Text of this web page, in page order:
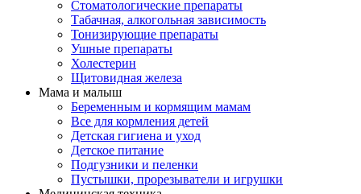
Стоматологические препараты
Табачная, алкогольная зависимость
Тонизирующие препараты
Ушные препараты
Холестерин
Щитовидная железа
Мама и малыш
Беременным и кормящим мамам
Все для кормления детей
Детская гигиена и уход
Детское питание
Подгузники и пеленки
Пустышки, прорезыватели и игрушки